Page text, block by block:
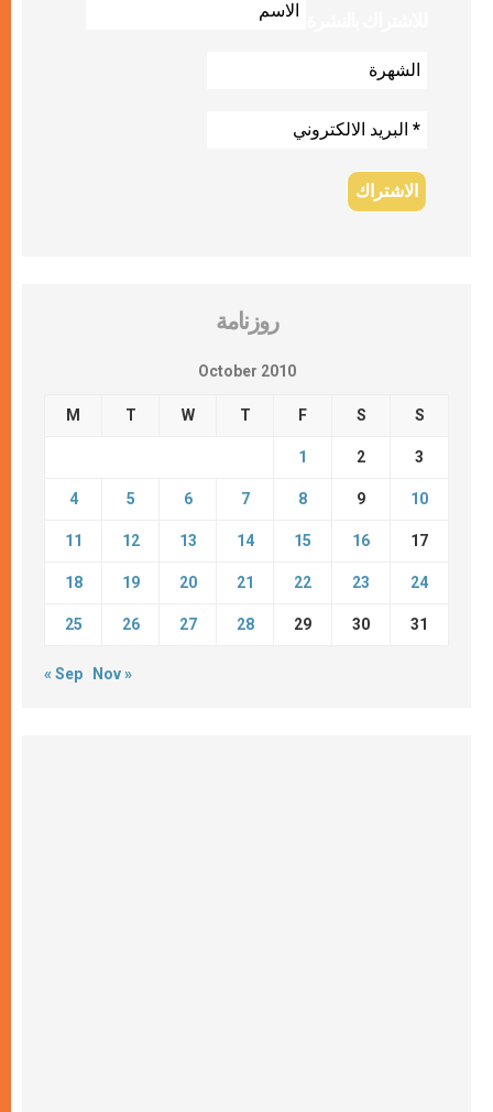
روزنامة
October 2010
M T W T F S S
1 2 3
4 5 6 7 8 9 10
11 12 13 14 15 16 17
18 19 20 21 22 23 24
25 26 27 28 29 30 31
« Sep Nov »